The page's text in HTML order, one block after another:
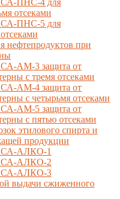
отсеками
ПНС-5 для
нефтепродуктов при
AM-3 защита от
с тремя отсеками
AM-4 защита от
с четырьмя отсеками
AM-5 защита от
с пятью отсеками
этилового спирта и
продукции
AЛКО-1
АЛКО-2
АЛКО-3
выдачи сжиженного